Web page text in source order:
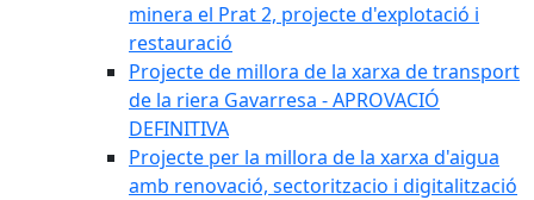
minera el Prat 2, projecte d'explotació i
restauració
Projecte de millora de la xarxa de transport
de la riera Gavarresa - APROVACIÓ
DEFINITIVA
Projecte per la millora de la xarxa d'aigua
amb renovació, sectoritzacio i digitalització